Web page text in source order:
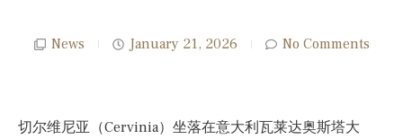
News January 21, 2026 No Comments
切尔维尼亚（Cervinia）坐落在意大利瓦莱达奥斯塔大